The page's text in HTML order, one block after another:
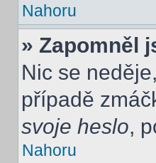
Nahoru
» Zapomněl
Nic se
případě
svoje heslo,
Nahoru